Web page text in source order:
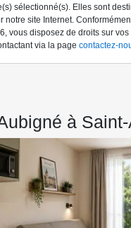
sélectionné(s). Elles sont
notre site Internet.
vous disposez de droits sur
via la page contactez-
à